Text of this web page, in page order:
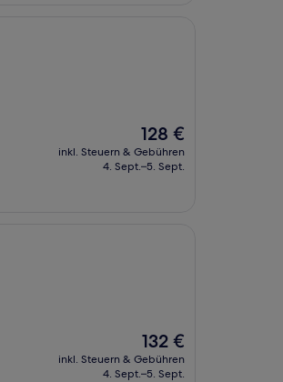
Der
Preis
beträgt
128 €
inkl. Steuern & Gebühren
4. Sept.–5. Sept.
Der
Preis
beträgt
132 €
inkl. Steuern & Gebühren
4. Sept.–5. Sept.